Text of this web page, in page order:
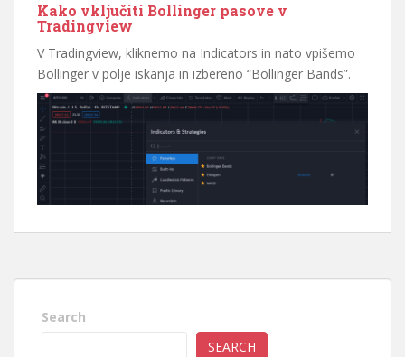
Kako vključiti Bollinger pasove v
Tradingview
V Tradingview, kliknemo na Indicators in nato vpišemo
Bollinger v polje iskanja in izbereno “Bollinger Bands”.
Search
SEARCH